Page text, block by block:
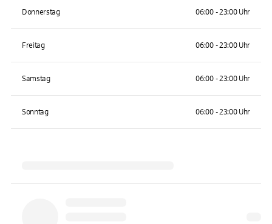
Donnerstag 06:00 - 23:00 Uhr
Freitag 06:00 - 23:00 Uhr
Samstag 06:00 - 23:00 Uhr
Sonntag 06:00 - 23:00 Uhr